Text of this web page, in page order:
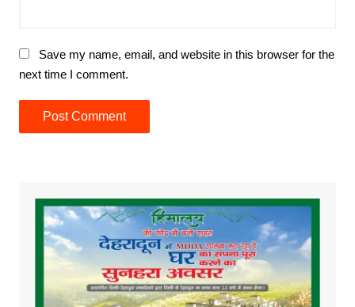
Save my name, email, and website in this browser for the
next time I comment.